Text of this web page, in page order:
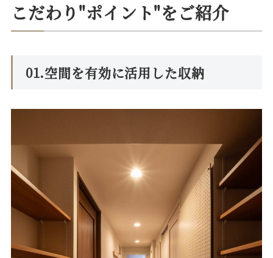
こだわり"ポイント"をご紹介
01.空間を有効に活用した収納